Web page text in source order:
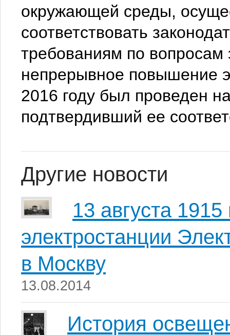
окружающей среды,
соответствовать
требованиям по вопросам
непрерывное повышение
2016 году был проведен
подтвердивший ее
Другие новости
13 августа
электростанции
в Москву
13.08.2014
История